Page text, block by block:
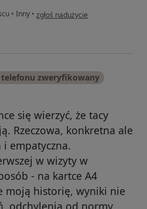
• Inny • w opinii użytkownika AP
zgłoś nadużycie
zweryfikowany
się wierzyć, że tacy
Rzeczowa, konkretna ale
i empatyczna.
w wizyty w
- na kartce A4
moją historię, wyniki nie
odchylenia od normy,